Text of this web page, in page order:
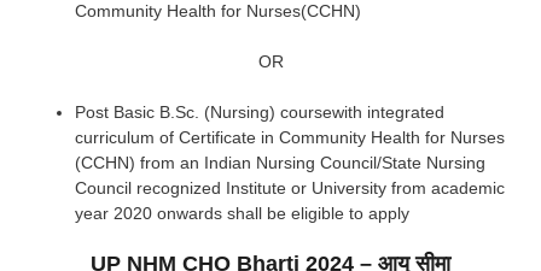
Community Health for Nurses(CCHN)
OR
Post Basic B.Sc. (Nursing) coursewith integrated
curriculum of Certificate in Community Health for Nurses
(CCHN) from an Indian Nursing Council/State Nursing
Council recognized Institute or University from academic
year 2020 onwards shall be eligible to apply
UP NHM CHO Bharti 2024 – आयु सीमा